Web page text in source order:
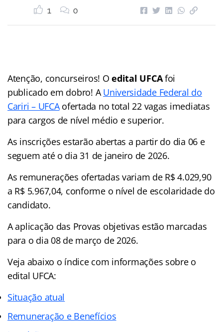
1 0
Atenção, concurseiros! Oedital UFCAfoi
publicado em dobro! AUniversidade Federal do
Cariri – UFCAofertada no total 22 vagas imediatas
para cargos de nível médio e superior.
As inscrições estarão abertas a partir do dia 06 e
seguem até o dia 31 de janeiro de 2026.
As remunerações ofertadas variam de R$ 4.029,90
a R$ 5.967,04, conforme o nível de escolaridade do
candidato.
A aplicação das Provas objetivas estão marcadas
para o dia 08 de março de 2026.
Veja abaixo o índicecom informações sobre o
edital UFCA:
Situação atual
Remuneração e Benefícios